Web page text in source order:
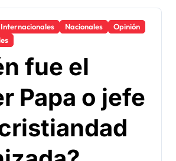
Internacionales Nacionales
Opinión
fue el
Papa o jefe